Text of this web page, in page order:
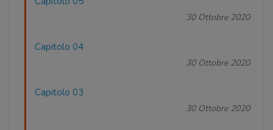
30 Ottobre 2020
Capitolo 04
30 Ottobre 2020
Capitolo 03
30 Ottobre 2020